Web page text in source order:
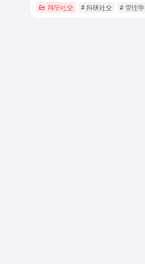
科研社交 # 科研社交 # 管理学